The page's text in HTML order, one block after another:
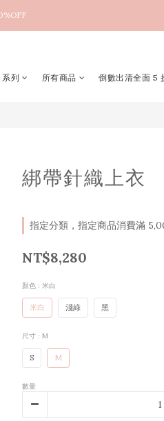
列 所有商品 倒數出清全面 5
綁帶針織上衣
指定分類，指定商品消費滿
NT$8,280
顏色 : 米白
米白 淺綠 黑
尺寸 : M
S M
數量